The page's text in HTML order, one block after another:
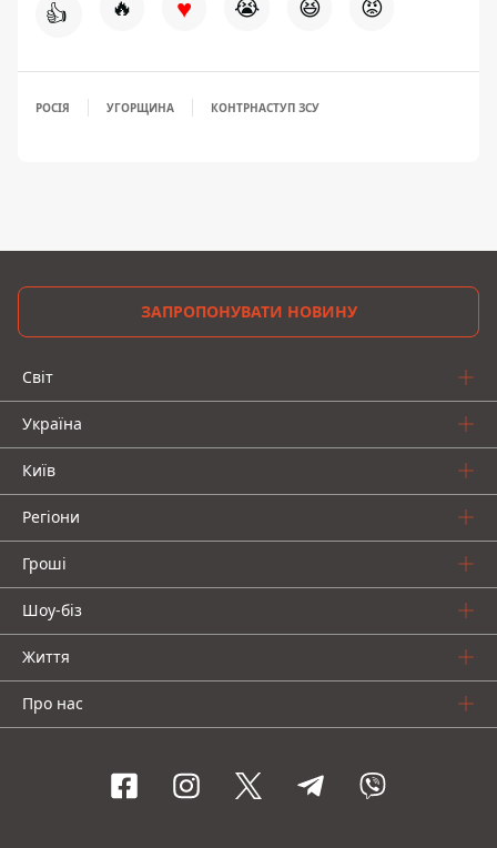
👍 🔥 😭 😆 😡
РОСІЯ УГОРЩИНА КОНТРНАСТУП ЗСУ
ЗАПРОПОНУВАТИ НОВИНУ
Світ
Україна
Київ
Регіони
Гроші
Шоу-біз
Життя
Про нас